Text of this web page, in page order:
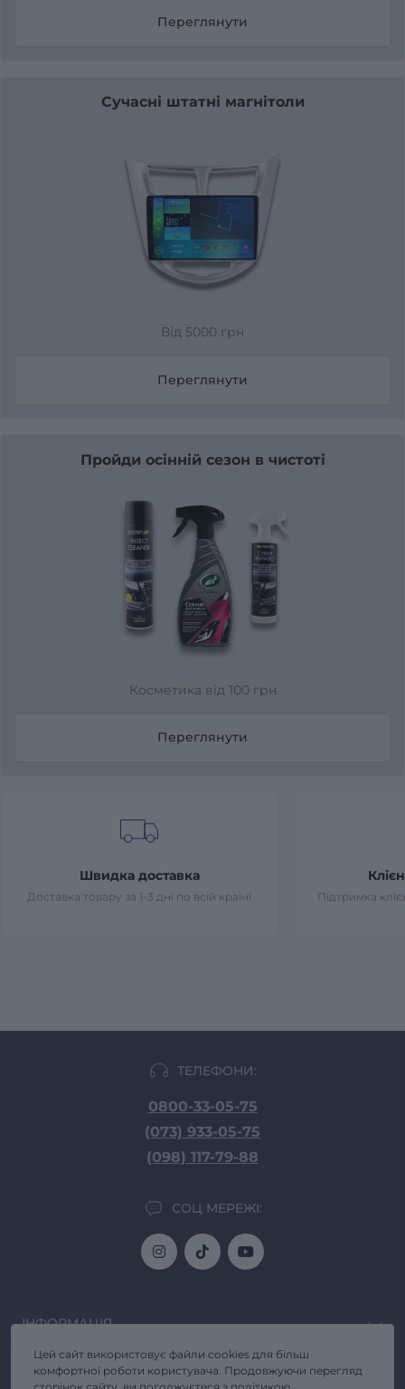
Переглянути
Сучасні штатні магнітоли
Від 5000 грн
Переглянути
Пройди осінній сезон в чистоті
Косметика від 100 грн
Переглянути
Швидка доставка
Доставка товару за 1-3 дні по всій країні Підтримка
ТЕЛЕФОНИ:
0800-33-05-75
(073) 933-05-75
(098) 117-79-88
СОЦ МЕРЕЖІ:
ІНФОРМАЦІЯ
Доставка та Оплата
Про магазин
ПОПУЛЯРНЕ
Цей сайт використовує файли cookies для більш
комфортної роботи користувача. Продовжуючи перегляд